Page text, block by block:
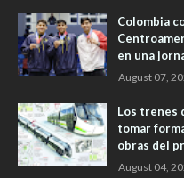
Colombia
en una
August 07,
Los trenes
tomar
obras del
August 04,